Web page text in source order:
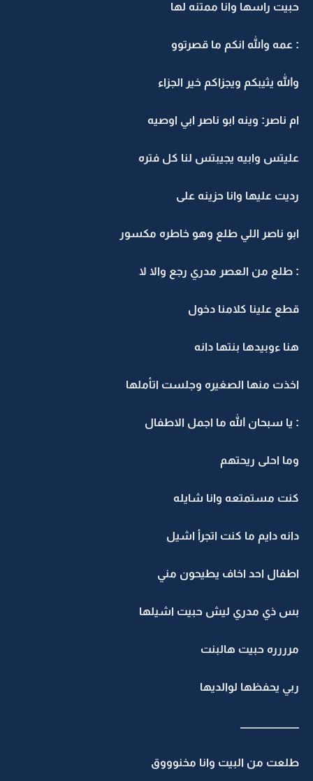
حبيت راسها وانا ممتنه لها
: عمه والله انكم ما قصرتوو
والله يثيبكم ويجزاكم خير الجزاء
ام ناصر: وينه ابو ناصر ابي اوصيه
عليتس وابيه يجيبتس لنا كل فتره
رديت عليها وانا حزينه على
ابو ناصر اللي طلع وهو خاطره مكسور
: طلع من العصر مدري رجع والا لا
قطع علينا كلامنا دخول
هنا ءوبيدها بنتها دانه
اخذت منها الصغيره وجلست اتأملها
: يا سبحان الله ما اجمل الاطفال
وما احلى ريحتهم
كنت مستمتعه وانا شايله
دانه دايم ما كنت اتجرأ اشيل
اطفال احد اخاف يطيحون مني
بس ذي مدري ليش حبيت اشيلها
مرررره حبيت هالبنت
ربي يحفظها لوالديها
ــــــــــــــــــــــــــــ
طلعت من البيت وانا مخنوووق